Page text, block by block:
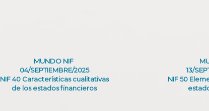
MUNDO NIF
04/SEPTIEMBRE/2025
NIF 40 Características cualitativas
de los estados financieros
13/
NIF 50